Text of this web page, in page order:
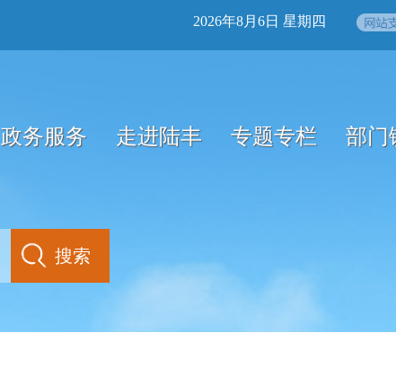
2026年8月6日 星期四
政务服务 走进陆丰 专题专栏 部门